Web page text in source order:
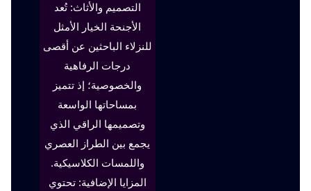
التصميم والأثاث: تُعد
الأجنحة الخيار الأمثل
للنزلاء الباحثين عن أقصى
درجات الرفاهية
والخصوصية؛ إذ تتميز
بمساحاتها الواسعة
وتصميمها الراقي الذي
يجمع بين الطراز العصري
واللمسات الكلاسيكية.
المزايا الإضافية: تحتوي